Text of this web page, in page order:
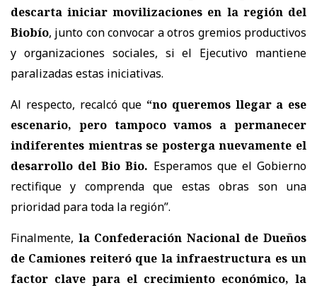
descarta iniciar movilizaciones en la región del
Biobío, junto con convocar aotros gremios productivos
y organizaciones sociales, si el Ejecutivo mantiene
paralizadas estas iniciativas.
Al respecto, recalcó que “no queremos llegar a ese
escenario, pero tampoco vamos a permanecer
indiferentes mientras se posterga nuevamente el
desarrollo del Bio Bio. Esperamos que el Gobierno
rectifique y comprenda que estas obras son una
prioridad para toda la región”.
Finalmente, la Confederación Nacional de Dueños
de Camiones reiteró que la infraestructura es un
factor clave para el crecimiento económico, la